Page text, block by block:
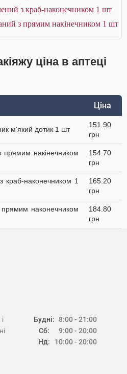
з краб-наконечником 1 шт
з прямим накінечником 1 шт
ціна в аптеці
Ціна
м'який дотик 1 шт
151.90
грн
прямим накінечником
154.70
грн
краб-наконечником 1
165.20
грн
прямим наконечником
184.80
грн
Будні:
Сб:
Нд:
8:00 - 21:00
9:00 - 20:00
10:00 - 20:00